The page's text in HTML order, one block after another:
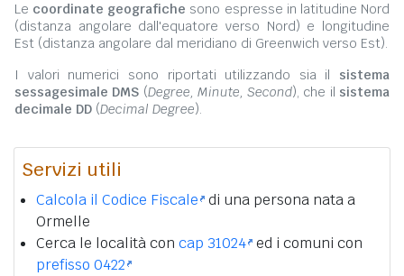
Le coordinate geografiche sono espresse in latitudine Nord
(distanza angolare dall'equatore verso Nord) e longitudine
Est (distanza angolare dal meridiano di Greenwich verso Est).
I valori numerici sono riportati utilizzando sia il sistema
sessagesimale DMS (Degree, Minute, Second), che il sistema
decimale DD (Decimal Degree).
Servizi utili
Calcola il Codice Fiscale di una persona nata a
Ormelle
Cerca le località con cap 31024 ed i comuni con
prefisso 0422